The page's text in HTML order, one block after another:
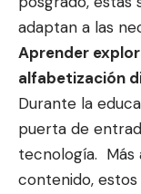
adaptan a las
Aprender
alfabetización
Durante la
puerta de
tecnología. Más
contenido,